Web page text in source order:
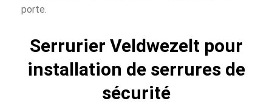
porte.
Serrurier Veldwezelt pour
installation de serrures de
sécurité